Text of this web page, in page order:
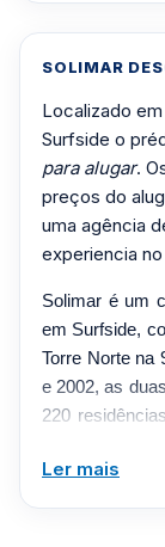
SOLIMAR
Localizado
Surfside o
para alugar.
preços do
uma agência
experiencia
Solimar é um
em Surfside,
Torre Norte na
e 2002, as
220
praia. As
Ler mais